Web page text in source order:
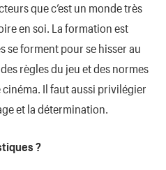
que c’est un monde très
en soi. La formation est
se forment pour se hisser au
règles du jeu et des normes
Il faut aussi privilégier
et la détermination.
?